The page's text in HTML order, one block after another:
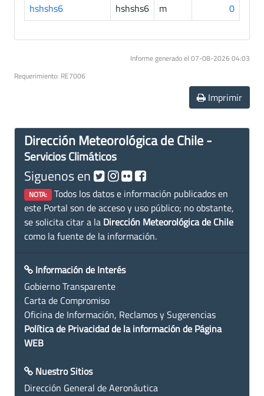
hshshs6
hshshs6 m 0
Informe generado el 07-08-2026 04:03
Requerimiento: RE7006
Imprimir
Dirección Meteorológica de Chile -
Servicios Climáticos
Siguenos en
NOTA: Todos los datos e información publicados en
este Portal son de acceso y uso público; no obstante,
se solicita citar a la Dirección Meteorológica de Chile
como la fuente de la información.
Información de Interés
Gobierno Transparente
Carta de Compromiso
Oficina de Información, Reclamos y Sugerencias
Política de Privacidad de la información de Página
WEB
Nuestro Sitios
Dirección General de Aeronáutica